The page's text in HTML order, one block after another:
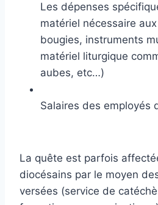
Les dépenses
matériel nécessaire
bougies, instruments
matériel liturgique
aubes, etc…)
Salaires des employés
La quête est parfois
diocésains par le moyen
versées (service de